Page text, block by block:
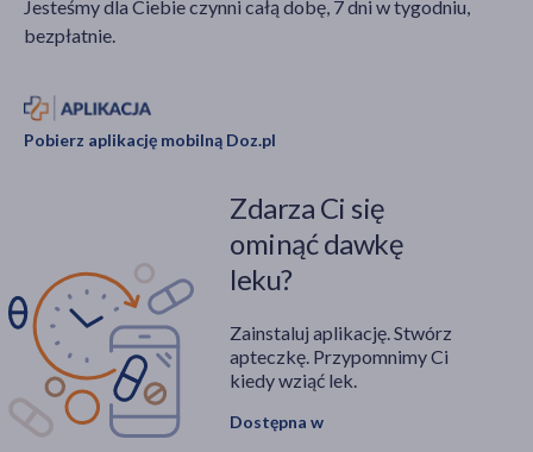
Jesteśmy dla Ciebie czynni całą dobę, 7 dni w tygodniu,
bezpłatnie.
Pobierz aplikację mobilną Doz.pl
Zdarza Ci się
ominąć dawkę
leku?
Zainstaluj aplikację. Stwórz
apteczkę. Przypomnimy Ci
kiedy wziąć lek.
Dostępna w